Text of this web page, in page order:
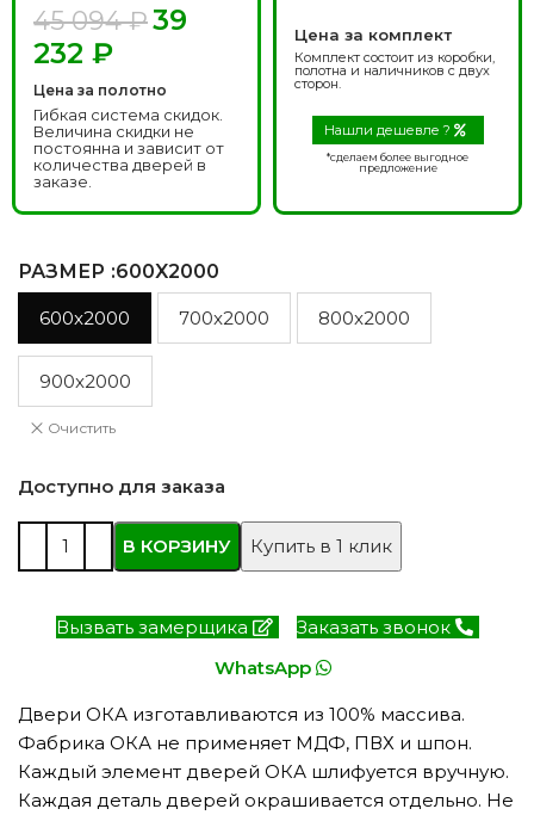
45 094₽39
232 ₽
Цена за полотно
Гибкая система скидок.
Величина скидки не
постоянна и зависит от
количества дверей в
заказе.
Цена за комплект
Комплект состоит из коробки,
полотна и наличников с двух
сторон.
Нашли дешевле ?
*сделаем более выгодное
предложение
РАЗМЕР :600X2000
600x2000 700x2000 800x2000
900x2000
Очистить
Доступно для заказа
В КОРЗИНУ Купить в 1 клик
Вызвать замерщика
Заказать звонок
WhatsApp
Двери ОКА изготавливаются из 100% массива.
Фабрика ОКА не применяет МДФ, ПВХ и шпон.
Каждый элемент дверей ОКА шлифуется вручную.
Каждая деталь дверей окрашивается отдельно. Не